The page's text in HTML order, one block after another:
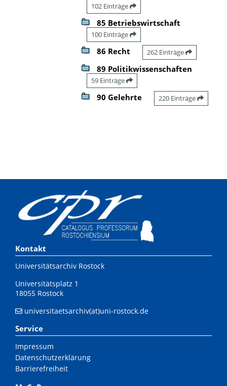
102 Einträge
85 Betriebswirtschaft
100 Einträge
86 Recht 262 Einträge
89 Politikwissenschaften
59 Einträge
90 Gelehrte 220 Einträge
Kontakt
Universitätsarchiv Rostock
Universitätsplatz 1
18055 Rostock
universitaetsarchiv(at)uni-rostock.de
Service
Impressum
Datenschutzerklärung
Barrierefreiheit